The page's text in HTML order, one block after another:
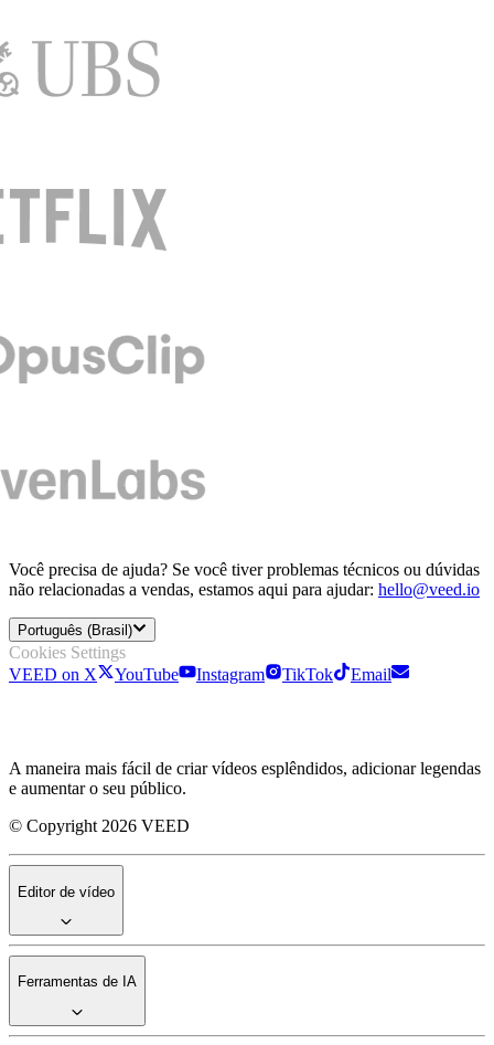
Você precisa de ajuda? Se você tiver problemas técnicos ou dúvidas
não relacionadas a vendas, estamos aqui para ajudar: hello@veed.io
Português (Brasil)
Cookies Settings
VEED on X
YouTube Instagram TikTok Email
A maneira mais fácil de criar vídeos esplêndidos, adicionar legendas
e aumentar o seu público.
© Copyright 2026 VEED
Editor de vídeo
Ferramentas de IA